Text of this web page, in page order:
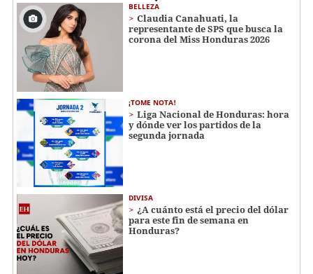
BELLEZA
Claudia Canahuati, la
representante de SPS que busca la
corona del Miss Honduras 2026
¡TOME NOTA!
Liga Nacional de Honduras: hora
y dónde ver los partidos de la
segunda jornada
DIVISA
¿A cuánto está el precio del dólar
para este fin de semana en
Honduras?